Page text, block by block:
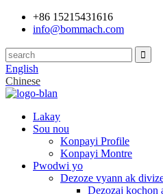
+86 15215431616
info@bommach.com
English
Chinese
Lakay
Sou nou
Konpayi Profile
Konpayi Montre
Pwodwi yo
Dezoze vyann ak
Dezozaj kochon